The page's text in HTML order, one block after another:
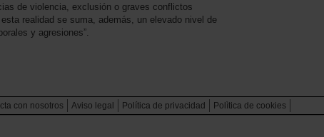
de violencia, exclusión o graves conflictos
realidad se suma, además, un elevado nivel de
y agresiones”.
con nosotros Aviso legal Política de privacidad Polìtica de cookies